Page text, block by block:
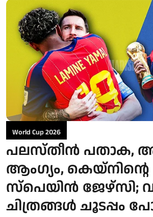
World Cup 2026
പലസ്തീൻ പതാക,
ആംഗ്യം, കെയ്‌നിന്റെ
സ്‌പെയിൻ ജേഴ്‌സി;
ചിത്രങ്ങൾ ചൂടപ്പം